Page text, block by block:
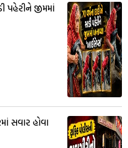
પહેરીને જીમમાં
સવાર હોવા